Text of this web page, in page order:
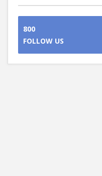
800
FOLLOW US